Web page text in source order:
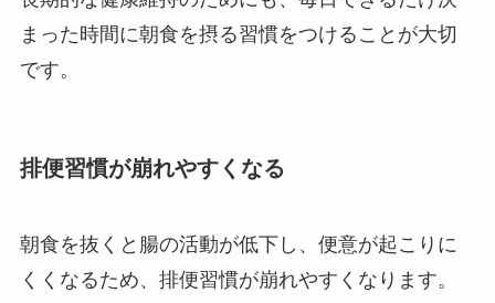
まった時間に朝食を摂る習慣をつけることが大切
です。
排便習慣が崩れやすくなる
朝食を抜くと腸の活動が低下し、便意が起こりに
くくなるため、排便習慣が崩れやすくなります。